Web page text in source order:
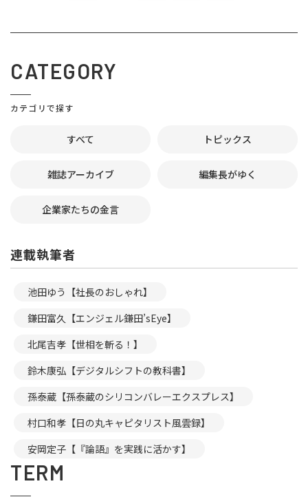
CATEGORY
カテゴリで探す
すべて トピックス
雑誌アーカイブ 編集長がゆく
企業家たちの金言
連載執筆者
池田ゆう【社長のおしゃれ】
鎌田富久【エンジェル鎌田’sEye】
北尾吉孝【世相を斬る！】
鈴木康弘【デジタルシフトの教科書】
孫泰蔵【孫泰蔵のシリコンバレーエクスプレス】
村口和孝【日の丸キャピタリスト風雲録】
安岡定子【『論語』を実践に活かす】
TERM